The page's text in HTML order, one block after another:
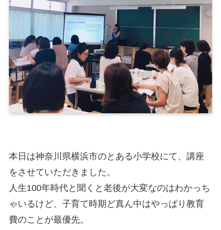
本日は神奈川県横浜市のとある小学校にて、講座
をさせていただきました。
人生100年時代と聞くと老後が大変なのはわかっち
ゃいるけど、子育て時期ど真ん中はやっぱり教育
費のことが最優先。